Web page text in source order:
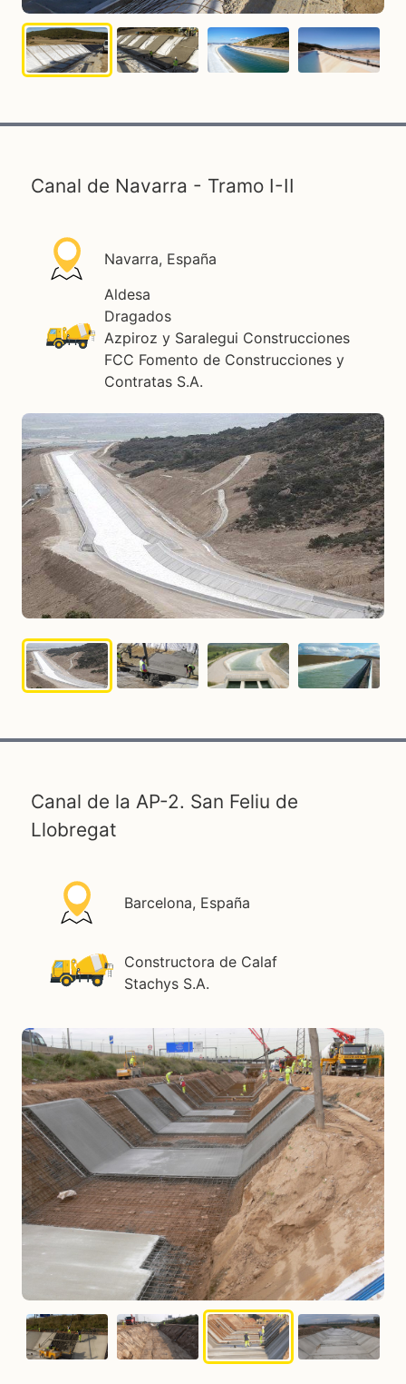
Canal de Navarra - Tramo I-II
Navarra, España
Aldesa
Dragados
Azpiroz y Saralegui Construcciones
FCC Fomento de Construcciones y
Contratas S.A.
Canal de la AP-2. San Feliu de
Llobregat
Barcelona, España
Constructora de Calaf
Stachys S.A.